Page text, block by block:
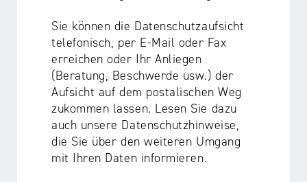
Sie können die Datenschutzaufsicht
telefonisch, per E-Mail oder Fax
erreichen oder Ihr Anliegen
(Beratung, Beschwerde usw.) der
Aufsicht auf dem postalischen Weg
zukommen lassen. Lesen Sie dazu
auch unsere Datenschutzhinweise,
die Sie über den weiteren Umgang
mit Ihren Daten informieren.